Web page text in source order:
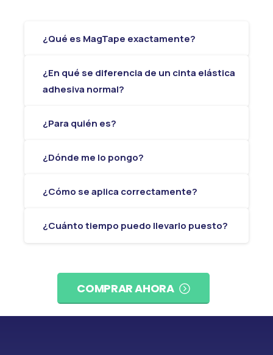
¿Qué es MagTape exactamente?
¿En qué se diferencia de un cinta elástica
adhesiva normal?
¿Para quién es?
¿Dónde me lo pongo?
¿Cómo se aplica correctamente?
¿Cuánto tiempo puedo llevarlo puesto?
COMPRAR AHORA